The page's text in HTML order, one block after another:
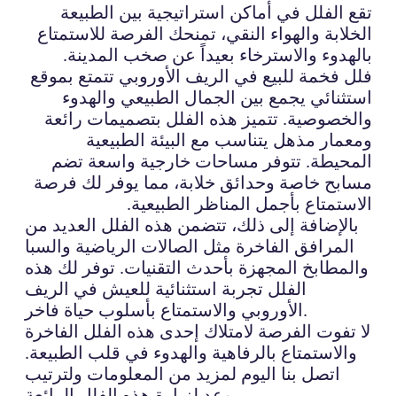
تقع الفلل في أماكن استراتيجية بين الطبيعة
الخلابة والهواء النقي، تمنحك الفرصة للاستمتاع
بالهدوء والاسترخاء بعيداً عن صخب المدينة.
فلل فخمة للبيع في الريف الأوروبي تتمتع بموقع
استثنائي يجمع بين الجمال الطبيعي والهدوء
والخصوصية. تتميز هذه الفلل بتصميمات رائعة
ومعمار مذهل يتناسب مع البيئة الطبيعية
المحيطة. تتوفر مساحات خارجية واسعة تضم
مسابح خاصة وحدائق خلابة، مما يوفر لك فرصة
الاستمتاع بأجمل المناظر الطبيعية.
بالإضافة إلى ذلك، تتضمن هذه الفلل العديد من
المرافق الفاخرة مثل الصالات الرياضية والسبا
والمطابخ المجهزة بأحدث التقنيات. توفر لك هذه
الفلل تجربة استثنائية للعيش في الريف
الأوروبي والاستمتاع بأسلوب حياة فاخر.
لا تفوت الفرصة لامتلاك إحدى هذه الفلل الفاخرة
والاستمتاع بالرفاهية والهدوء في قلب الطبيعة.
اتصل بنا اليوم لمزيد من المعلومات ولترتيب